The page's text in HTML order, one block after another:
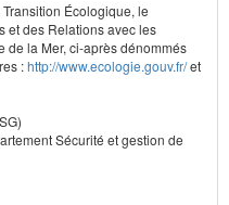
Écologique, le
et des Relations avec les
de la Mer, ci-après dénommés
:http://www.ecologie.gouv.fr/et
Sécurité et gestion de